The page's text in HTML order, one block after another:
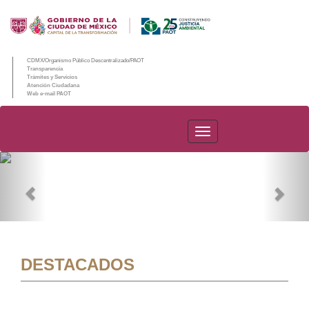
CDMX/Organismo Público Descentralizado/PAOT
Transparencia
Trámites y Servicios
Atención Ciudadana
Web e-mail PAOT
PAOT
DESTACADOS